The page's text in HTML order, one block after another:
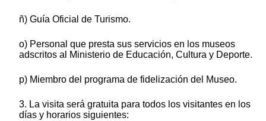
ñ) Guía Oficial de Turismo.
o) Personal que presta sus servicios en los museos
adscritos al Ministerio de Educación, Cultura y Deporte.
p) Miembro del programa de fidelización del Museo.
3. La visita será gratuita para todos los visitantes en los
días y horarios siguientes: